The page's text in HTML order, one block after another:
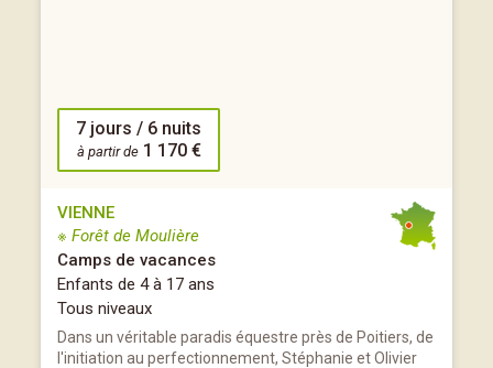
7 jours / 6 nuits
à partir de 1 170 €
VIENNE
※ Forêt de Moulière
Camps de vacances
Enfants de 4 à 17 ans
Tous niveaux
Dans un véritable paradis équestre près de Poitiers, de
l'initiation au perfectionnement, Stéphanie et Olivier